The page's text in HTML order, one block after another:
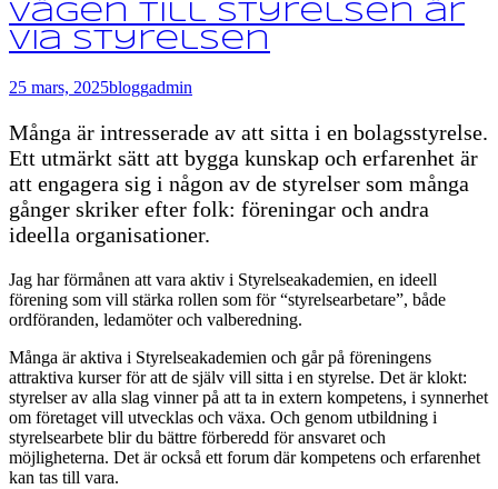
Vägen till styrelsen är
via styrelsen
25 mars, 2025bloggadmin
Många är intresserade av att sitta i en bolagsstyrelse.
Ett utmärkt sätt att bygga kunskap och erfarenhet är
att engagera sig i någon av de styrelser som många
gånger skriker efter folk: föreningar och andra
ideella organisationer.
Jag har förmånen att vara aktiv i Styrelseakademien, en ideell
förening som vill stärka rollen som för “styrelsearbetare”, både
ordföranden, ledamöter och valberedning.
Många är aktiva i Styrelseakademien och går på föreningens
attraktiva kurser för att de själv vill sitta i en styrelse. Det är klokt:
styrelser av alla slag vinner på att ta in extern kompetens, i synnerhet
om företaget vill utvecklas och växa. Och genom utbildning i
styrelsearbete blir du bättre förberedd för ansvaret och
möjligheterna. Det är också ett forum där kompetens och erfarenhet
kan tas till vara.